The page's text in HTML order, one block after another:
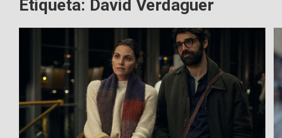
Etiqueta: David Verdaguer